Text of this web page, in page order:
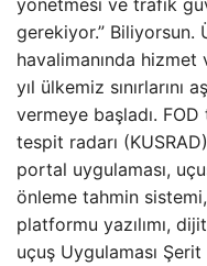
gerekiyor.” Biliyorsun.
havalimanında
yıl ülkemiz sınırlarını
vermeye başladı.
tespit radarı
portal uygulaması,
önleme tahmin
platformu yazılımı,
uçuş Uygulaması